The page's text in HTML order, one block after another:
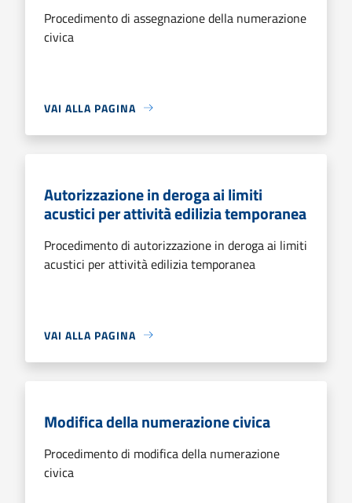
Procedimento di assegnazione della numerazione
civica
VAI ALLA PAGINA
Autorizzazione in deroga ai limiti
acustici per attività edilizia temporanea
Procedimento di autorizzazione in deroga ai limiti
acustici per attività edilizia temporanea
VAI ALLA PAGINA
Modifica della numerazione civica
Procedimento di modifica della numerazione
civica